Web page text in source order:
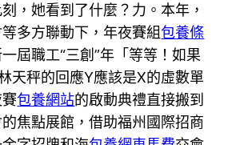
，她看到了什麼？力。本年，
多方聯動下，年夜賽組包養條
屆職工“三創”年「等等！如果
天秤的回應Y應該是X的虛數單
包養網站的啟動典禮直接搬到
焦點展館，借助福州國際招商